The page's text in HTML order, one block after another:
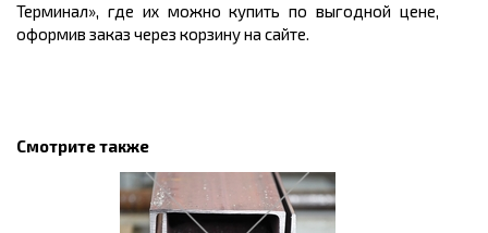
Терминал», где их можнокупить по выгоднойцене,
оформив заказ через корзину на сайте.
Смотрите также